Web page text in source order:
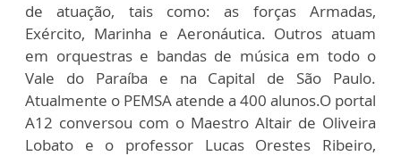
de atuação, tais como: as forças Armadas,
Exército, Marinha e Aeronáutica. Outros atuam
em orquestras e bandas de música em todo o
Vale do Paraíba e na Capital de São Paulo.
Atualmente o PEMSA atende a 400 alunos.O portal
A12 conversou com o Maestro Altair de Oliveira
Lobato e o professor Lucas Orestes Ribeiro,